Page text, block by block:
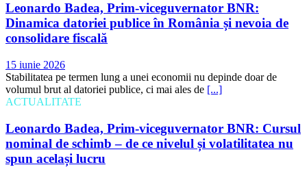
Leonardo Badea, Prim-viceguvernator BNR:
Dinamica datoriei publice în România și nevoia de
consolidare fiscală
15 iunie 2026
Stabilitatea pe termen lung a unei economii nu depinde doar de
volumul brut al datoriei publice, ci mai ales de [...]
ACTUALITATE
Leonardo Badea, Prim-viceguvernator BNR: Cursul
nominal de schimb – de ce nivelul și volatilitatea nu
spun același lucru